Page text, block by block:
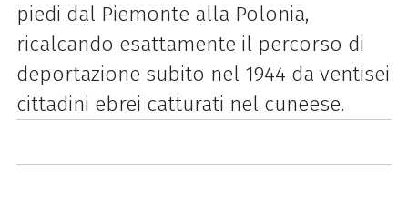
piedi dal Piemonte alla Polonia,
ricalcando esattamente il percorso di
deportazione subito nel 1944 da ventisei
cittadini ebrei catturati nel cuneese.